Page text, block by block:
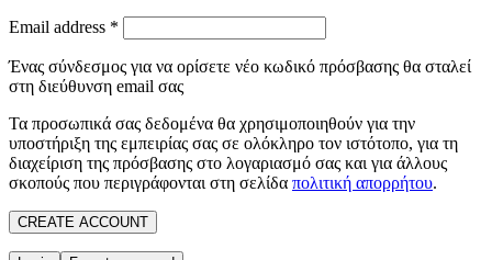
Email address *
Ένας σύνδεσμος για να ορίσετε νέο κωδικό πρόσβασης θα σταλεί
στη διεύθυνση email σας
Τα προσωπικά σας δεδομένα θα χρησιμοποιηθούν για την
υποστήριξη της εμπειρίας σας σε ολόκληρο τον ιστότοπο, για τη
διαχείριση της πρόσβασης στο λογαριασμό σας και για άλλους
σκοπούς που περιγράφονται στη σελίδα πολιτική απορρήτου.
CREATE ACCOUNT